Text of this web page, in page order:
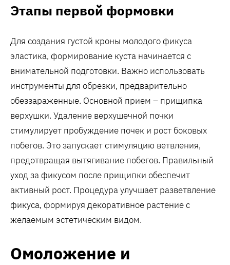
Этапы первой формовки
Для создания густой кроны молодого фикуса
эластика, формирование куста начинается с
внимательной подготовки. Важно использовать
инструменты для обрезки, предварительно
обеззараженные. Основной прием – прищипка
верхушки. Удаление верхушечной почки
стимулирует пробуждение почек и рост боковых
побегов. Это запускает стимуляцию ветвления,
предотвращая вытягивание побегов. Правильный
уход за фикусом после прищипки обеспечит
активный рост. Процедура улучшает разветвление
фикуса, формируя декоративное растение с
желаемым эстетическим видом.
Омоложение и